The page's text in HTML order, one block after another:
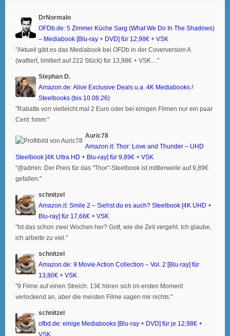
DrNormalo
OFDb.de: 5 Zimmer Küche Sarg (What We Do In The Shadows)
– Mediabook [Blu-ray + DVD] für 12,98€ + VSK
"Aktuell gibt es das Mediabook bei OFDb in der Coverversion A
(wattiert, limitiert auf 222 Stück) für 13,98€ + VSK…"
Stephan D.
Amazon.de: Alive Exclusive Deals u.a. 4K Mediabooks /
Steelbooks (bis 10.08.26)
"Rabatte von vielleicht mal 2 Euro oder bei einigen Filmen nur ein paar
Cent :hmm:"
Auric78
Amazon.it: Thor: Love and Thunder – UHD
Steelbook [4K Ultra HD + Blu-ray] für 9,89€ + VSK
"@admin: Der Preis für das "Thor"-Steelbook ist mittlerweile auf 9,89€
gefallen."
schnitzel
Amazon.it: Smile 2 – Siehst du es auch? Steelbook [4K UHD +
Blu-ray] für 17,66€ + VSK
"Ist das schon zwei Wochen her? Gott, wie die Zeit vergeht. Ich glaube,
ich arbeite zu viel."
schnitzel
Amazon.de: 9 Movie Action Collection – Vol. 2 [Blu-ray] für
13,80€ + VSK
"9 Filme auf einen Streich. 13€ hören sich im ersten Moment
verlockend an, aber die meisten Filme sagen mir nichts."
schnitzel
ofbd.de: einige Mediabooks [Blu-ray + DVD] für je 12,98€ +
VSK